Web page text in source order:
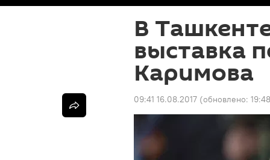
В
выставка
Каримова
09:41 16.08.2017 (обновлено: